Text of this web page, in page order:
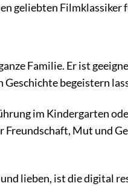
geliebten Filmklassiker
Familie. Er ist
Geschichte begeistern
im Kindergarten
Mut und
und lieben, ist die digital